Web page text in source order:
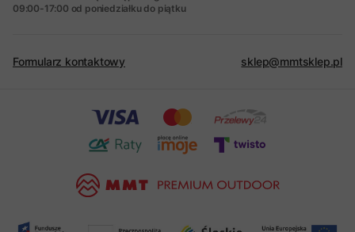
09:00-17:00 od poniedziałku do piątku
Formularz kontaktowy sklep@mmtsklep.pl